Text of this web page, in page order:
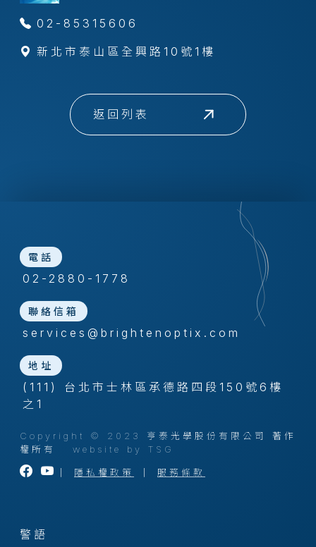
02-85315606
新北市泰山區全興路10號1樓
返回列表
電話
02-2880-1778
聯絡信箱
services@brightenoptix.com
地址
(111) 台北市士林區承德路四段150號6樓
之1
Copyright © 2023 亨泰光學股份有限公司 著作
權所有 website by TSG
隱私權政策 服務條款
警語